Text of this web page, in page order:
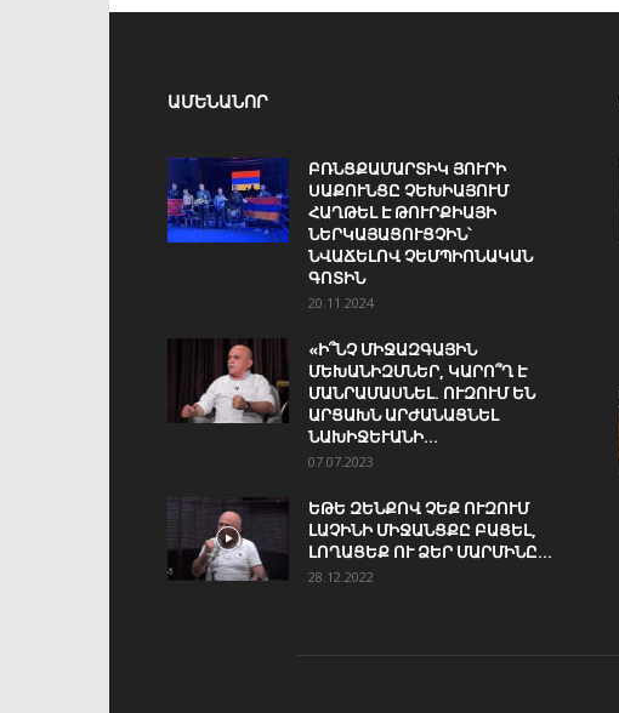
ԱՄԵՆԱՆՈՐ
ԲՌՆՑՔԱՄԱՐՏԻԿ ՅՈՒՐԻ
ՍԱՔՈՒՆՑԸ ՉԵԽԻԱՅՈՒՄ
ՀԱՂԹԵԼ Է ԹՈՒՐՔԻԱՅԻ
ՆԵՐԿԱՅԱՑՈՒՑՉԻՆ՝
ՆՎԱՃԵԼՈՎ ՉԵՄՊԻՈՆԱԿԱՆ
ԳՈՏԻՆ
20.11.2024
«Ի՞ՆՉ ՄԻՋԱԶԳԱՅԻՆ
ՄԵԽԱՆԻԶՄՆԵՐ, ԿԱՐՈ՞Ղ Է
ՄԱՆՐԱՄԱՍՆԵԼ. ՈՒԶՈՒՄ ԵՆ
ԱՐՑԱԽՆ ԱՐԺԱՆԱՑՆԵԼ
ՆԱԽԻՋԵՒԱՆԻ...
07.07.2023
ԵԹԵ ԶԵՆՔՈՎ ՉԵՔ ՈՒԶՈՒՄ
ԼԱՉԻՆԻ ՄԻՋԱՆՑՔԸ ԲԱՑԵԼ,
ԼՈՂԱՑԵՔ ՈՒ ՁԵՐ ՄԱՐՄԻՆԸ...
28.12.2022